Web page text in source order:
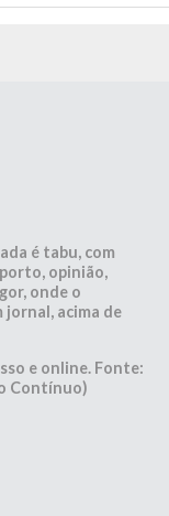
é tabu, com
opinião,
onde o
acima de
e online. Fonte:
Contínuo)